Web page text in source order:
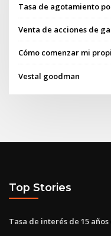
Tasa de agotamiento
Venta de acciones de
Cómo comenzar mi
Vestal goodman
Top Stories
Tasa de interés de 15